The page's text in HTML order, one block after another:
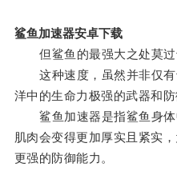
鲨鱼加速器安卓下载
但鲨鱼的最强大之处莫过
这种速度，虽然并非仅有
洋中的生命力极强的武器和防
鲨鱼加速器是指鲨鱼身体
肌肉会变得更加厚实且紧实
更强的防御能力。